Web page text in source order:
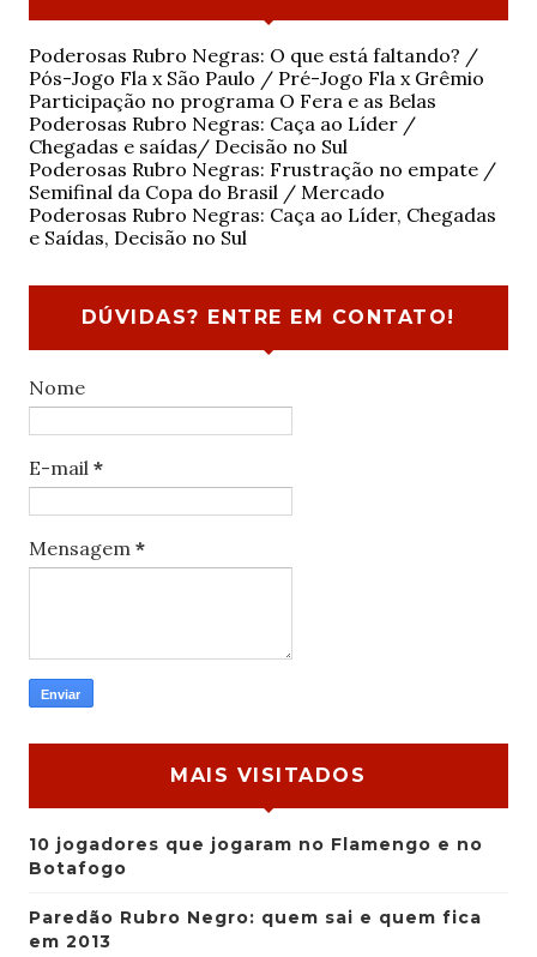
Poderosas Rubro Negras: O que está faltando? /
Pós-Jogo Fla x São Paulo / Pré-Jogo Fla x Grêmio
Participação no programa O Fera e as Belas
Poderosas Rubro Negras: Caça ao Líder /
Chegadas e saídas/ Decisão no Sul
Poderosas Rubro Negras: Frustração no empate /
Semifinal da Copa do Brasil / Mercado
Poderosas Rubro Negras: Caça ao Líder, Chegadas
e Saídas, Decisão no Sul
DÚVIDAS? ENTRE EM CONTATO!
Nome
E-mail *
Mensagem *
MAIS VISITADOS
10 jogadores que jogaram no Flamengo e no
Botafogo
Paredão Rubro Negro: quem sai e quem fica
em 2013